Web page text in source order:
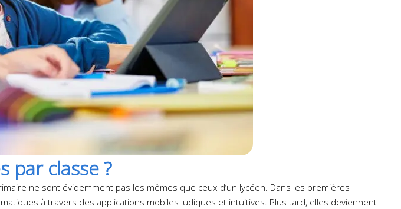
par classe ?
ne sont évidemment pas les mêmes que ceux d’un lycéen. Dans les premières
à travers des applications mobiles ludiques et intuitives. Plus tard, elles deviennent